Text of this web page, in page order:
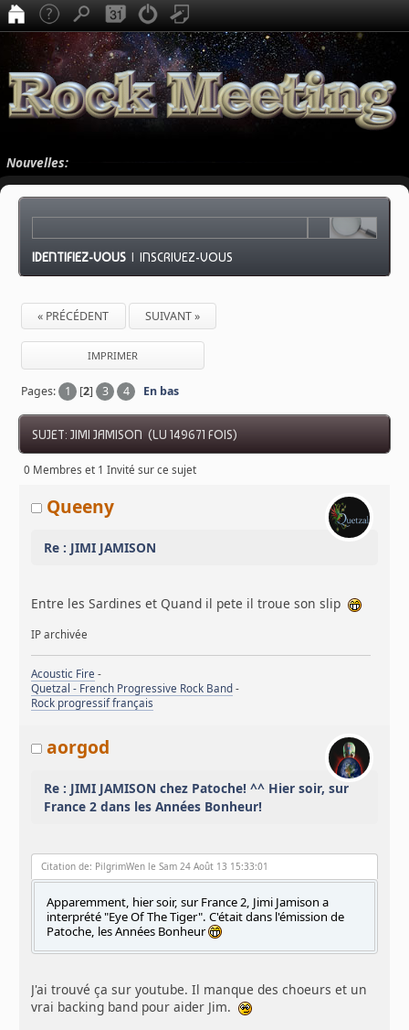
Nouvelles:
IDENTIFIEZ-VOUS |INSCRIVEZ-VOUS
« PRÉCÉDENT SUIVANT »
IMPRIMER
Pages: 1 [2] 3 4 En bas
SUJET: JIMI JAMISON (LU 149671 FOIS)
0 Membres et 1 Invité sur ce sujet
Queeny
Re : JIMI JAMISON
Entre les Sardines et Quand il pete il troue son slip
IP archivée
Acoustic Fire -
Quetzal - French Progressive Rock Band -
Rock progressif français
aorgod
Re : JIMI JAMISON chez Patoche! ^^ Hier soir, sur
France 2 dans les Années Bonheur!
Citation de: PilgrimWen le Sam 24 Août 13 15:33:01
Apparemment, hier soir, sur France 2, Jimi Jamison a
interprété "Eye Of The Tiger". C'était dans l'émission de
Patoche, les Années Bonheur
J'ai trouvé ça sur youtube. Il manque des choeurs et un
vrai backing band pour aider Jim.